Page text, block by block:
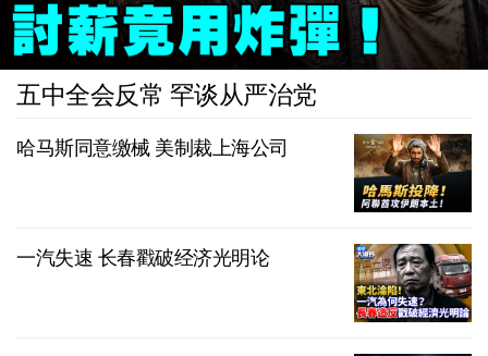
五中全会反常 罕谈从严治党
哈马斯同意缴械 美制裁上海公司
一汽失速 长春戳破经济光明论